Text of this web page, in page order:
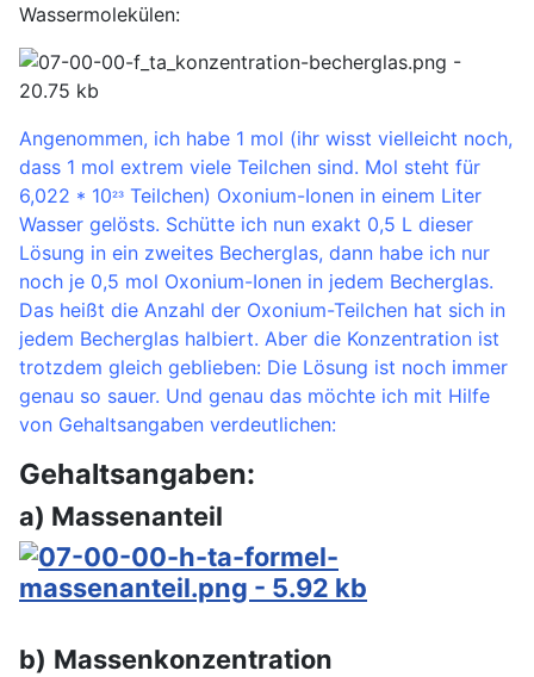
Wassermolekülen:
Angenommen, ich habe 1 mol (ihr wisst vielleicht noch,
dass 1 mol extrem viele Teilchen sind. Mol steht für
6,022 * 10²³ Teilchen) Oxonium-Ionen in einem Liter
Wasser gelösts. Schütte ich nun exakt 0,5 L dieser
Lösung in ein zweites Becherglas, dann habe ich nur
noch je 0,5 mol Oxonium-Ionen in jedem Becherglas.
Das heißt die Anzahl der Oxonium-Teilchen hat sich in
jedem Becherglas halbiert. Aber die Konzentration ist
trotzdem gleich geblieben: Die Lösung ist noch immer
genau so sauer. Und genau das möchte ich mit Hilfe
von Gehaltsangaben verdeutlichen:
Gehaltsangaben:
a) Massenanteil
b) Massenkonzentration